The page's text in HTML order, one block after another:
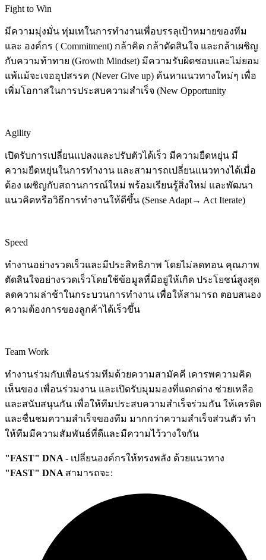
Fight to Win
มีความมุ่งมั่น ทุ่มเทในการทำงานเพื่อบรรลุเป้าหมายของทีม
และ องค์กร ( Commitment) กล้าคิด กล้าตัดสินใจ และกล้าเผชิญ
กับความท้าทาย (Growth Mindset) มีความรับผิดชอบและไม่ยอม
แพ้แม้จะเจออุปสรรค (Never Give up) ค้นหาแนวทางใหม่ๆ เพื่อ
เพิ่มโอกาสในการประสบความสำเร็จ (New Opportunity
Agility
เปิดรับการเปลี่ยนแปลงและปรับตัวได้เร็ว มีความยืดหยุ่น มี
ความยืดหยุ่นในการทํางาน และสามารถเปลี่ยนแนวทางได้เมื่อ
ต้อง เผชิญกับสถานการณ์ใหม่ พร้อมเรียนรู้สิ่งใหม่ และพัฒนา
แนวคิดหรือวิธีการทํางานให้ดีขึ้น (Sense Adapt→ Act Iterate)
Speed
ทํางานอย่างรวดเร็วและมีประสิทธิภาพ โดยไม่ลดทอน คุณภาพ
ตัดสินใจอย่างรวดเร็วโดยใช้ข้อมูลที่มีอยู่ให้เกิด ประโยชน์สูงสุด
ลดความล่าช้าในกระบวนการทํางาน เพื่อให้สามารถ ตอบสนอง
ความต้องการของลูกค้าได้เร็วขึ้น
Team Work
ทํางานร่วมกับเพื่อนร่วมทีมด้วยความสามัคคี เคารพความคิด
เห็นของ เพื่อนร่วมงาน และเปิดรับมุมมองที่แตกต่าง ช่วยเหลือ
และสนับสนุนกัน เพื่อให้ทีมประสบความสําเร็จร่วมกัน ให้เครดิต
และชื่นชมความสําเร็จของทีม มากกว่าความสําเร็จส่วนตัว ทํา
ให้ทีมมีความสัมพันธ์ที่ดีและมีความไว้วางใจกัน
"FAST" DNA - เปลี่ยนองค์กรให้ทรงพลัง ด้วยแนวทาง
"FAST" DNA สามารถจะ: